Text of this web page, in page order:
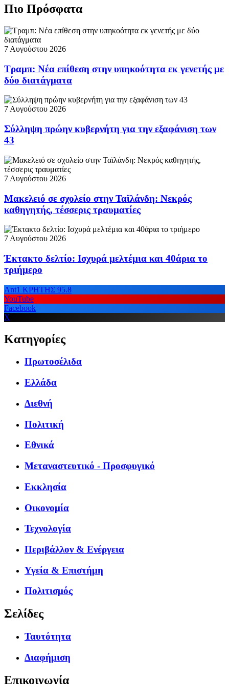
Πιο Πρόσφατα
7 Αυγούστου 2026
Τραμπ: Νέα επίθεση στην υπηκοότητα εκ γενετής με
δύο διατάγματα
7 Αυγούστου 2026
Σύλληψη πρώην κυβερνήτη για την εξαφάνιση των
43
7 Αυγούστου 2026
Μακελειό σε σχολείο στην Ταϊλάνδη: Νεκρός
καθηγητής, τέσσερις τραυματίες
7 Αυγούστου 2026
Έκτακτο δελτίο: Ισχυρά μελτέμια και 40άρια το
τριήμερο
Ant1 ΚΡΗΤΗΣ 95.8
YouTube
Facebook
X
Κατηγορίες
Πρωτοσέλιδα
Ελλάδα
Διεθνή
Πολιτική
Εθνικά
Μεταναστευτικό - Προσφυγικό
Εκκλησία
Οικονομία
Τεχνολογία
Περιβάλλον & Ενέργεια
Υγεία & Επιστήμη
Πολιτισμός
Σελίδες
Ταυτότητα
Διαφήμιση
Επικοινωνία